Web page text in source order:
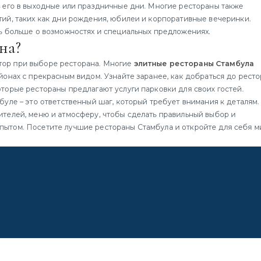
в выходные или праздничные дни. Многие рестораны также
таких как дни рождения, юбилеи и корпоративные вечеринки.
больше о возможностях и специальных предложениях.
при выборе ресторана. Многие элитные рестораны Стамбула
с прекрасным видом. Узнайте заранее, как добраться до
рестораны предлагают услуги парковки для своих гостей.
– это ответственный шаг, который требует внимания к деталям.
меню и атмосферу, чтобы сделать правильный выбор и
Посетите лучшие рестораны Стамбула и откройте для себя